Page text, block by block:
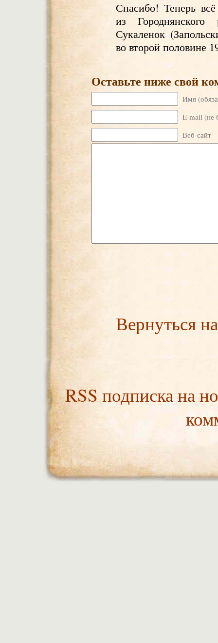
Спасибо! Теперь
из Городнянского
Сукаленок
во второй половине
Оставьте ниже свой
Имя
E-mail (не
Веб-сайт
Вернуться
RSS подписка на